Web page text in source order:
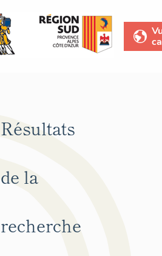
Résultats
de la
recherche